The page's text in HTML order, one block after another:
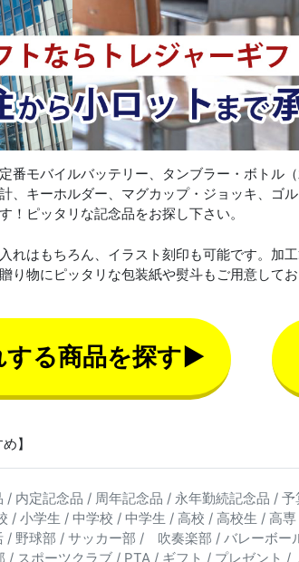
番モバイルバッテリー、タンブラー・ボトル
、キーホルダー、マグカップ・ジョッキ、ゴ
！ピッタリな記念品をお探し下さい。
れはもちろん、イラスト刻印も可能です。加
り物にピッタリな包装紙や熨斗もご用意して
する商品を探す▶
】
/ 内定記念品 / 周年記念品 / 永年勤続記念品 /
小学生 / 中学校 / 中学生 / 高校 / 高校生 / 高
/ 野球部 / サッカー部 / 吹奏楽部 / バレーボー
/ スポーツクラブ / PTA / ギフト / プレゼント